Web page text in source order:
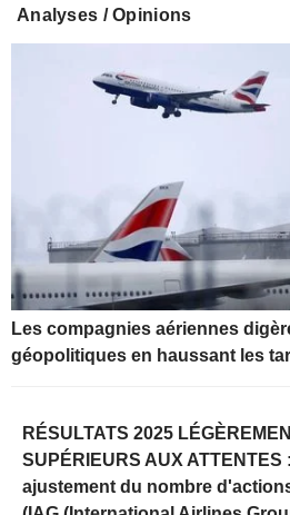
Analyses / Opinions
Les compagnies aériennes
géopolitiques en haussant les
RÉSULTATS 2025
SUPÉRIEURS AUX ATTENTES :
ajustement du nombre